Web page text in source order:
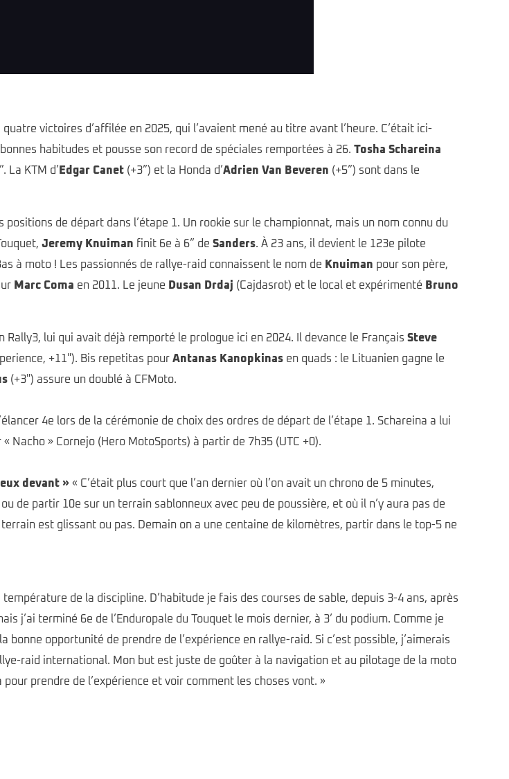
victoires d’affilée en 2025, qui l’avaient mené au titre avant l’heure. C’était ici-
habitudes et pousse son record de spéciales remportées à 26. Tosha Schareina
La KTM d’ Edgar Canet (+3”) et la Honda d’Adrien Van Beveren (+5”) sont dans le
de départ dans l’étape 1. Un rookie sur le championnat, mais un nom connu du
Jeremy Knuiman finit 6e à 6” de Sanders. À 23 ans, il devient le 123e pilote
à moto ! Les passionnés de rallye-raid connaissent le nom de Knuiman pour son père,
Marc Coma en 2011. Le jeune Dusan Drdaj (Cajdasrot) et le local et expérimenté Bruno
Rally3, lui qui avait déjà remporté le prologue ici en 2024. Il devance le Français Steve
+11"). Bis repetitas pour Antanas Kanopkinas en quads : le Lituanien gagne le
(+3") assure un doublé à CFMoto.
4e lors de la cérémonie de choix des ordres de départ de l’étape 1. Schareina a lui
» Cornejo (Hero MotoSports) à partir de 7h35 (UTC +0).
devant » « C’était plus court que l’an dernier où l’on avait un chrono de 5 minutes,
de partir 10e sur un terrain sablonneux avec peu de poussière, et où il n’y aura pas de
est glissant ou pas. Demain on a une centaine de kilomètres, partir dans le top-5 ne
de la discipline. D’habitude je fais des courses de sable, depuis 3-4 ans, après
j’ai terminé 6e de l’Enduropale du Touquet le mois dernier, à 3’ du podium. Comme je
opportunité de prendre de l’expérience en rallye-raid. Si c’est possible, j’aimerais
raid international. Mon but est juste de goûter à la navigation et au pilotage de la moto
prendre de l’expérience et voir comment les choses vont. »